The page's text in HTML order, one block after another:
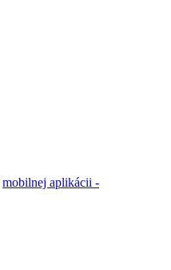
mobilnej aplikácii -